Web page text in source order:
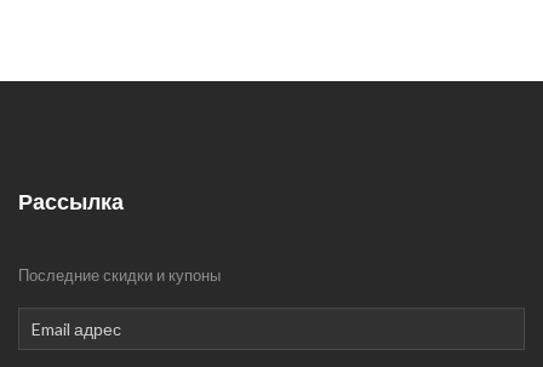
Рассылка
Последние скидки и купоны